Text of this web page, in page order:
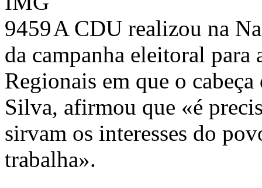
A CDU realizou na
da campanha eleitoral
Regionais em que o
Silva, afirmou que «é
sirvam os interesses do
trabalha».